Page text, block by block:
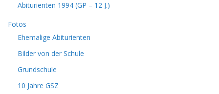
Abiturienten 1994 (GP – 12 J.)
Fotos
Ehemalige Abiturienten
Bilder von der Schule
Grundschule
10 Jahre GSZ